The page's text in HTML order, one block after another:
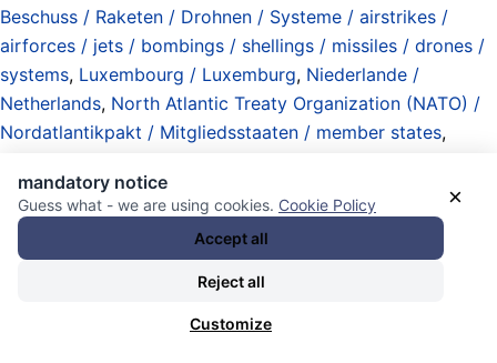
Beschuss / Raketen / Drohnen / Systeme / airstrikes /
airforces / jets / bombings / shellings / missiles / drones /
systems, Luxembourg / Luxemburg, Niederlande /
Netherlands, North Atlantic Treaty Organization (NATO) /
Nordatlantikpakt / Mitgliedsstaaten / member states,
Rechenschaftspflicht / Verantwortung / Risiken /
accountability / responsibility / risks,Rishi Sunak,
Rumänien / Romania
Schweden / Sweden
(Machthaber / Regime / Regierungen / Struktur /
structure / executive branch),Stationierung / Abzug /
×
mandatory notice
Guess what - we are using cookies. Cookie Policy
Accept all
Reject all
Customize